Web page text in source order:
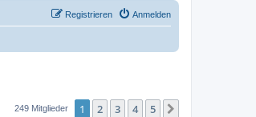
Anmelden
Registrieren
249 Mitglieder 1 2 3 4 5